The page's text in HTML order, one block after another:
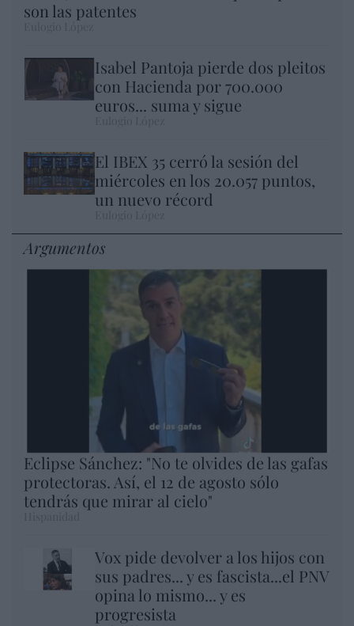
son las patentes
Isabel Pantoja pierde dos pleitos
con Hacienda por 700.000
euros... suma y sigue
El IBEX 35 cerró la sesión del
miércoles en los 20.057 puntos,
un nuevo récord
Argumentos
Eclipse Sánchez: "No te olvides de las gafas
protectoras. Así, el 12 de agosto sólo
tendrás que mirar al cielo"
Vox pide devolver a los hijos con
sus padres... y es fascista...el PNV
opina lo mismo... y es
progresista